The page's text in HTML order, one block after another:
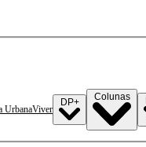
UrbanaViver
DP+ Colunas